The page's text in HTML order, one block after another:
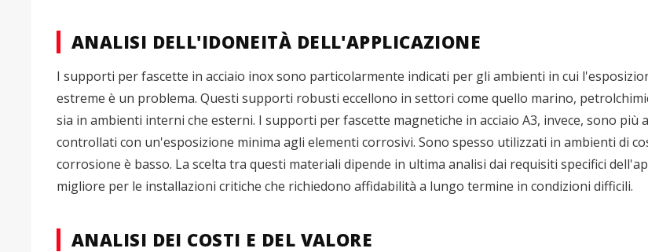
ANALISI DELL'IDONEITÀ DELL'APPLICAZIONE
I supporti per fascette in acciaio inox sono particolarmente indicati per gli ambienti in cui
estreme è un problema. Questi supporti robusti eccellono in settori come quello marino,
sia in ambienti interni che esterni. I supporti per fascette magnetiche in acciaio A3, invece, sono
controllati con un'esposizione minima agli elementi corrosivi. Sono spesso utilizzati in ambienti di
corrosione è basso. La scelta tra questi materiali dipende in ultima analisi dai requisiti specifici
migliore per le installazioni critiche che richiedono affidabilità a lungo termine in condizioni difficili.
ANALISI DEI COSTI E DEL VALORE